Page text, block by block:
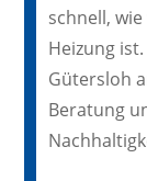
schnell,
Heizung
Gütersloh
Beratung